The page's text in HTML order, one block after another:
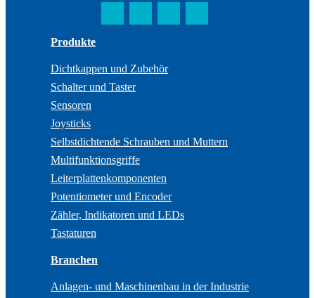
Produkte
Dichtkappen und Zubehör
Schalter und Taster
Sensoren
Joysticks
Selbstdichtende Schrauben und Muttern
Multifunktionsgriffe
Leiterplattenkomponenten
Potentiometer und Encoder
Zähler, Indikatoren und LEDs
Tastaturen
Branchen
Anlagen- und Maschinenbau in der Industrie